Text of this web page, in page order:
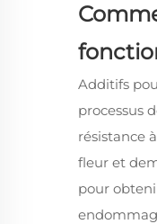
Additifs
processus
résistance
fleur et
pour